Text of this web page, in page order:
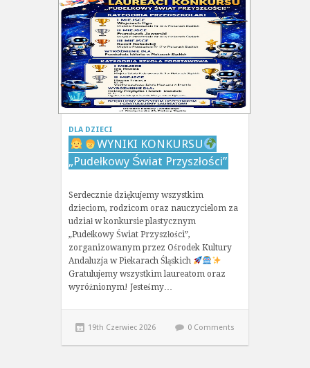
DLA DZIECI
WYNIKI KONKURSU
„Pudełkowy Świat Przyszłości”
Serdecznie dziękujemy wszystkim
dzieciom, rodzicom oraz nauczycielom za
udział w konkursie plastycznym
„Pudełkowy Świat Przyszłości”,
zorganizowanym przez Ośrodek Kultury
Andaluzja w Piekarach Śląskich
Gratulujemy wszystkim laureatom oraz
wyróżnionym! Jesteśmy…
19th Czerwiec 2026 0 Comments